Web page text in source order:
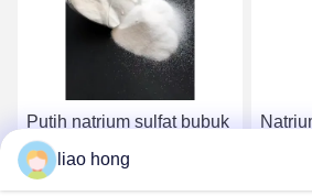
Putih natrium sulfat bubuk
pewarna Bahan baku
Na2SO4 Untuk semen
liao hong